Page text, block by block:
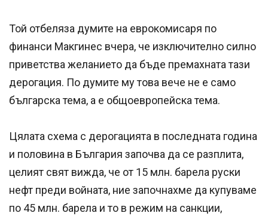
Той отбеляза думите на еврокомисаря по
финанси Макгинес вчера, че изключително силно
приветства желанието да бъде премахната тази
дерогация. По думите му това вече не е само
българска тема, а е общоевропейска тема.
Цялата схема с дерогацията в последната година
и половина в България започва да се разплита,
целият свят вижда, че от 15 млн. барела руски
нефт преди войната, ние започнахме да купуваме
по 45 млн. барела и то в режим на санкции,